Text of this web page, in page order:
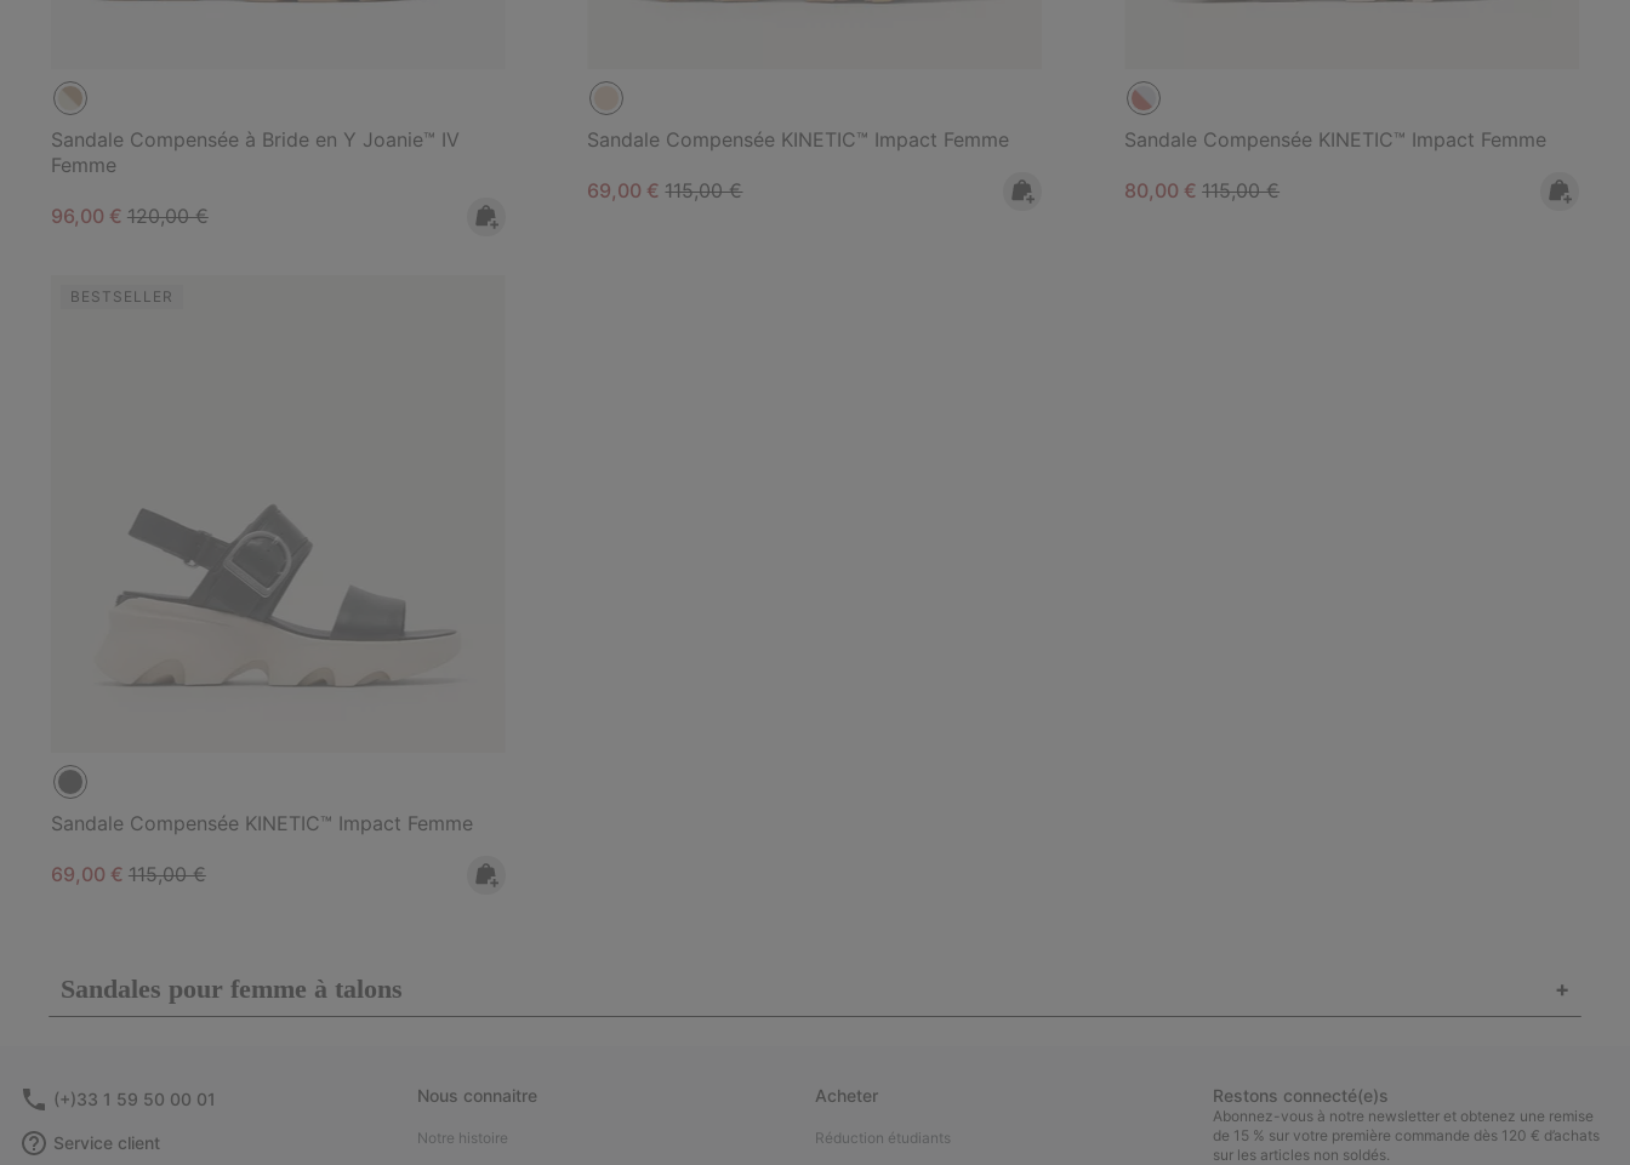
Sandale Compensée à Bride en Y Joanie™ IV
Femme
Sale price:
96,00 € Regular price:
120,00 €
Sandale Compensée KINETIC™ Impact Femme
Sale price:
69,00 €Regular price:
115,00 €
Sandale Compensée KINETIC™ Impact Femme
Sale price:
80,00 €Regular price:
115,00 €
BESTSELLER
Sandale Compensée KINETIC™ Impact Femme
Sale price:
69,00 € Regular price:
115,00 €
Sandales pour femme à talons +
(+)33 1 59 50 00 01
Service client
Nous connaitre
Notre histoire
Acheter
Réduction étudiants
Restons connecté(e)s
Abonnez-vous à notre newsletter et obtenez une remise
de 15 % sur votre première commande dès 120 € d’achats
sur les articles non soldés.